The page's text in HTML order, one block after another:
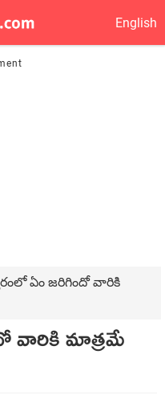
English
ఏం జ‌రిగిందో వారికి
వారికి మాత్ర‌మే